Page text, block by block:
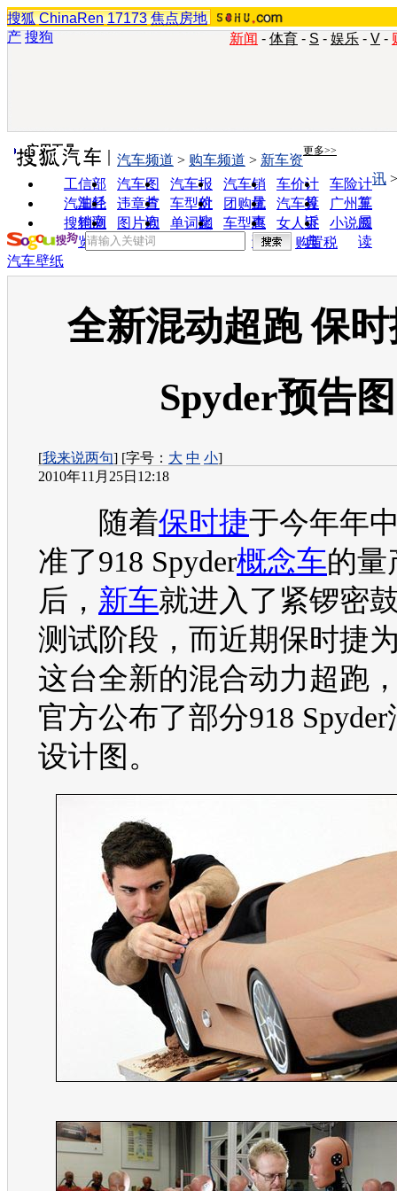
搜狐 ChinaRen 17173 焦点房地
产 搜狗 新闻 - 体育 - S - 娱乐 - V -
实用工具 更多>>
工信部
油耗
汽车图
片
汽车报
价
汽车销
量
车价计
算
车险计
算
汽车经
销商
违章查
询
车型对
比
团购优
惠
汽车投
诉
广州车
展
搜狗浏
览器
图片欣
赏
单词翻
车型查
询
女人宝
典
小说阅
读
汽车频道 > 购车频道 > 新车资
讯
购置税
汽车壁纸
全新混动超跑 保时
Spyder预告图
[我来说两句] [字号： 大 中 小]
2010年11月25日12:18
随着保时捷于今年年
准了918 Spyder概念车的量
后， 新车就进入了紧锣密
测试阶段，而近期保时捷
这台全新的混合动力超跑
官方公布了部分918
设计图。